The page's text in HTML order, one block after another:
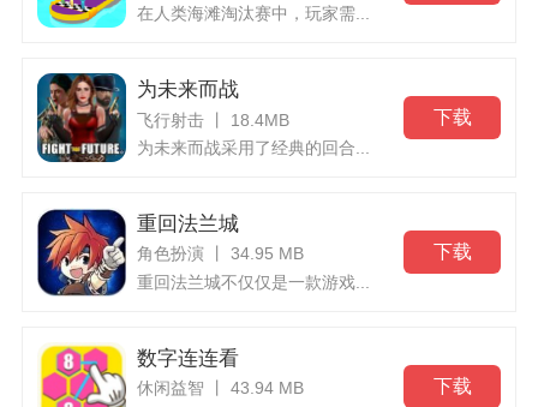
在人类海滩淘汰赛中，玩家需...
为未来而战
飞行射击 丨 18.4MB
为未来而战采用了经典的回合...
下载
重回法兰城
角色扮演 丨 34.95 MB
重回法兰城不仅仅是一款游戏...
下载
数字连连看
休闲益智 丨 43.94 MB
下载